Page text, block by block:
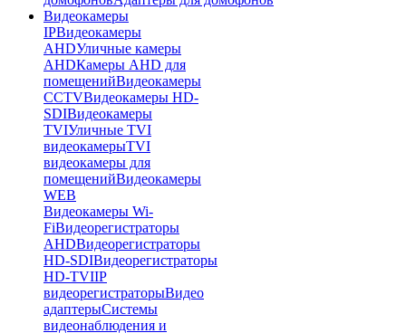
Видеокамеры
IPВидеокамеры
AHDУличные камеры
AHDКамеры AHD для
помещенийВидеокамеры
CCTVВидеокамеры HD-
SDIВидеокамеры
TVIУличные TVI
видеокамерыTVI
видеокамеры для
помещенийВидеокамеры
WEB
Видеокамеры Wi-
FiВидеорегистраторы
AHDВидеорегистраторы
HD-SDIВидеорегистраторы
HD-TVIIP
видеорегистраторыВидео
адаптерыСистемы
видеонаблюдения и